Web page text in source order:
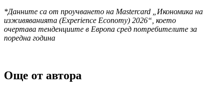
*Данните са от проучването на Mastercard „Икономика на
изживяванията (Еxperience Economy) 2026“, което
очертава тенденциите в Европа сред потребителите за
поредна година
Още от автора